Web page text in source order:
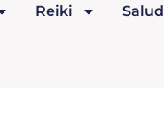
Reiki Salud